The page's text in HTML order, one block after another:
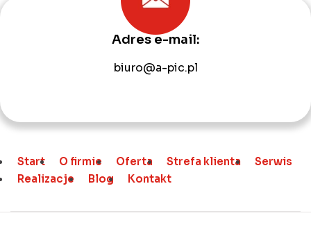
Adres e-mail:
biuro@a-pic.pl
Start O firmie Oferta Strefa klienta
Serwis
Realizacje
Blog Kontakt